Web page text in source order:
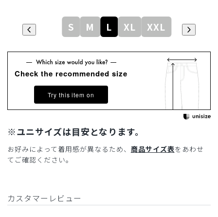
S M L XL XXL
Check the recommended size
Try this item on
※ユニサイズは目安となります。
お好みによって着用感が異なるため、 商品サイズ表をあわせ
てご確認ください。
カスタマーレビュー